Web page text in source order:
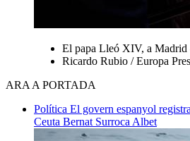
El papa Lleó XIV, a Madrid
Ricardo Rubio / Europa
ARA A PORTADA
Política El govern espanyol
Ceuta Bernat Surroca Albet